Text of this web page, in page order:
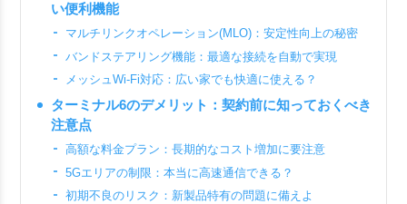
い便利機能
マルチリンクオペレーション(MLO)：安定性向上の秘密
バンドステアリング機能：最適な接続を自動で実現
メッシュWi-Fi対応：広い家でも快適に使える？
ターミナル6のデメリット：契約前に知っておくべき
注意点
高額な料金プラン：長期的なコスト増加に要注意
5Gエリアの制限：本当に高速通信できる？
初期不良のリスク：新製品特有の問題に備えよ